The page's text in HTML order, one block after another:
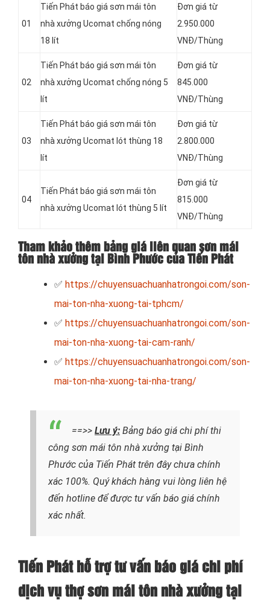
01
Tiến Phát báo giá sơn mái tôn
nhà xưởng Ucomat chống nóng
18 lít
Đơn giá từ
2.950.000
VNĐ/Thùng
02
Tiến Phát báo giá sơn mái tôn
nhà xưởng Ucomat chống nóng 5
lít
Đơn giá từ
845.000
VNĐ/Thùng
03
Tiến Phát báo giá sơn mái tôn
nhà xưởng Ucomat lót thùng 18
lít
Đơn giá từ
2.800.000
VNĐ/Thùng
04
Tiến Phát báo giá sơn mái tôn
nhà xưởng Ucomat lót thùng 5 lít
Đơn giá từ
815.000
VNĐ/Thùng
Tham khảo thêm bảng giá liên quan sơn mái
tôn nhà xưởng tại Bình Phước của Tiến Phát
✅ https://chuyensuachuanhatrongoi.com/son-
mai-ton-nha-xuong-tai-tphcm/
✅ https://chuyensuachuanhatrongoi.com/son-
mai-ton-nha-xuong-tai-cam-ranh/
✅ https://chuyensuachuanhatrongoi.com/son-
mai-ton-nha-xuong-tai-nha-trang/
==>> Lưu ý: Bảng báo giá chi phí thi
công sơn mái tôn nhà xưởng tại Bình
Phước của Tiến Phát trên đây chưa chính
xác 100%. Quý khách hàng vui lòng liên hệ
đến hotline để được tư vấn báo giá chính
xác nhất.
Tiến Phát hỗ trợ tư vấn báo giá chi phí
dịch vụ thợ sơn mái tôn nhà xưởng tại